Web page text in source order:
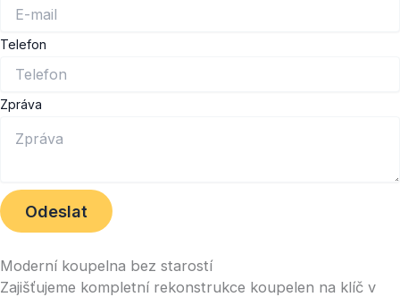
Jméno
Zpráva
Telefon
Zpráva
Odeslat
Moderní koupelna bez starostí
Zajišťujeme kompletní rekonstrukce koupelen na klíč v